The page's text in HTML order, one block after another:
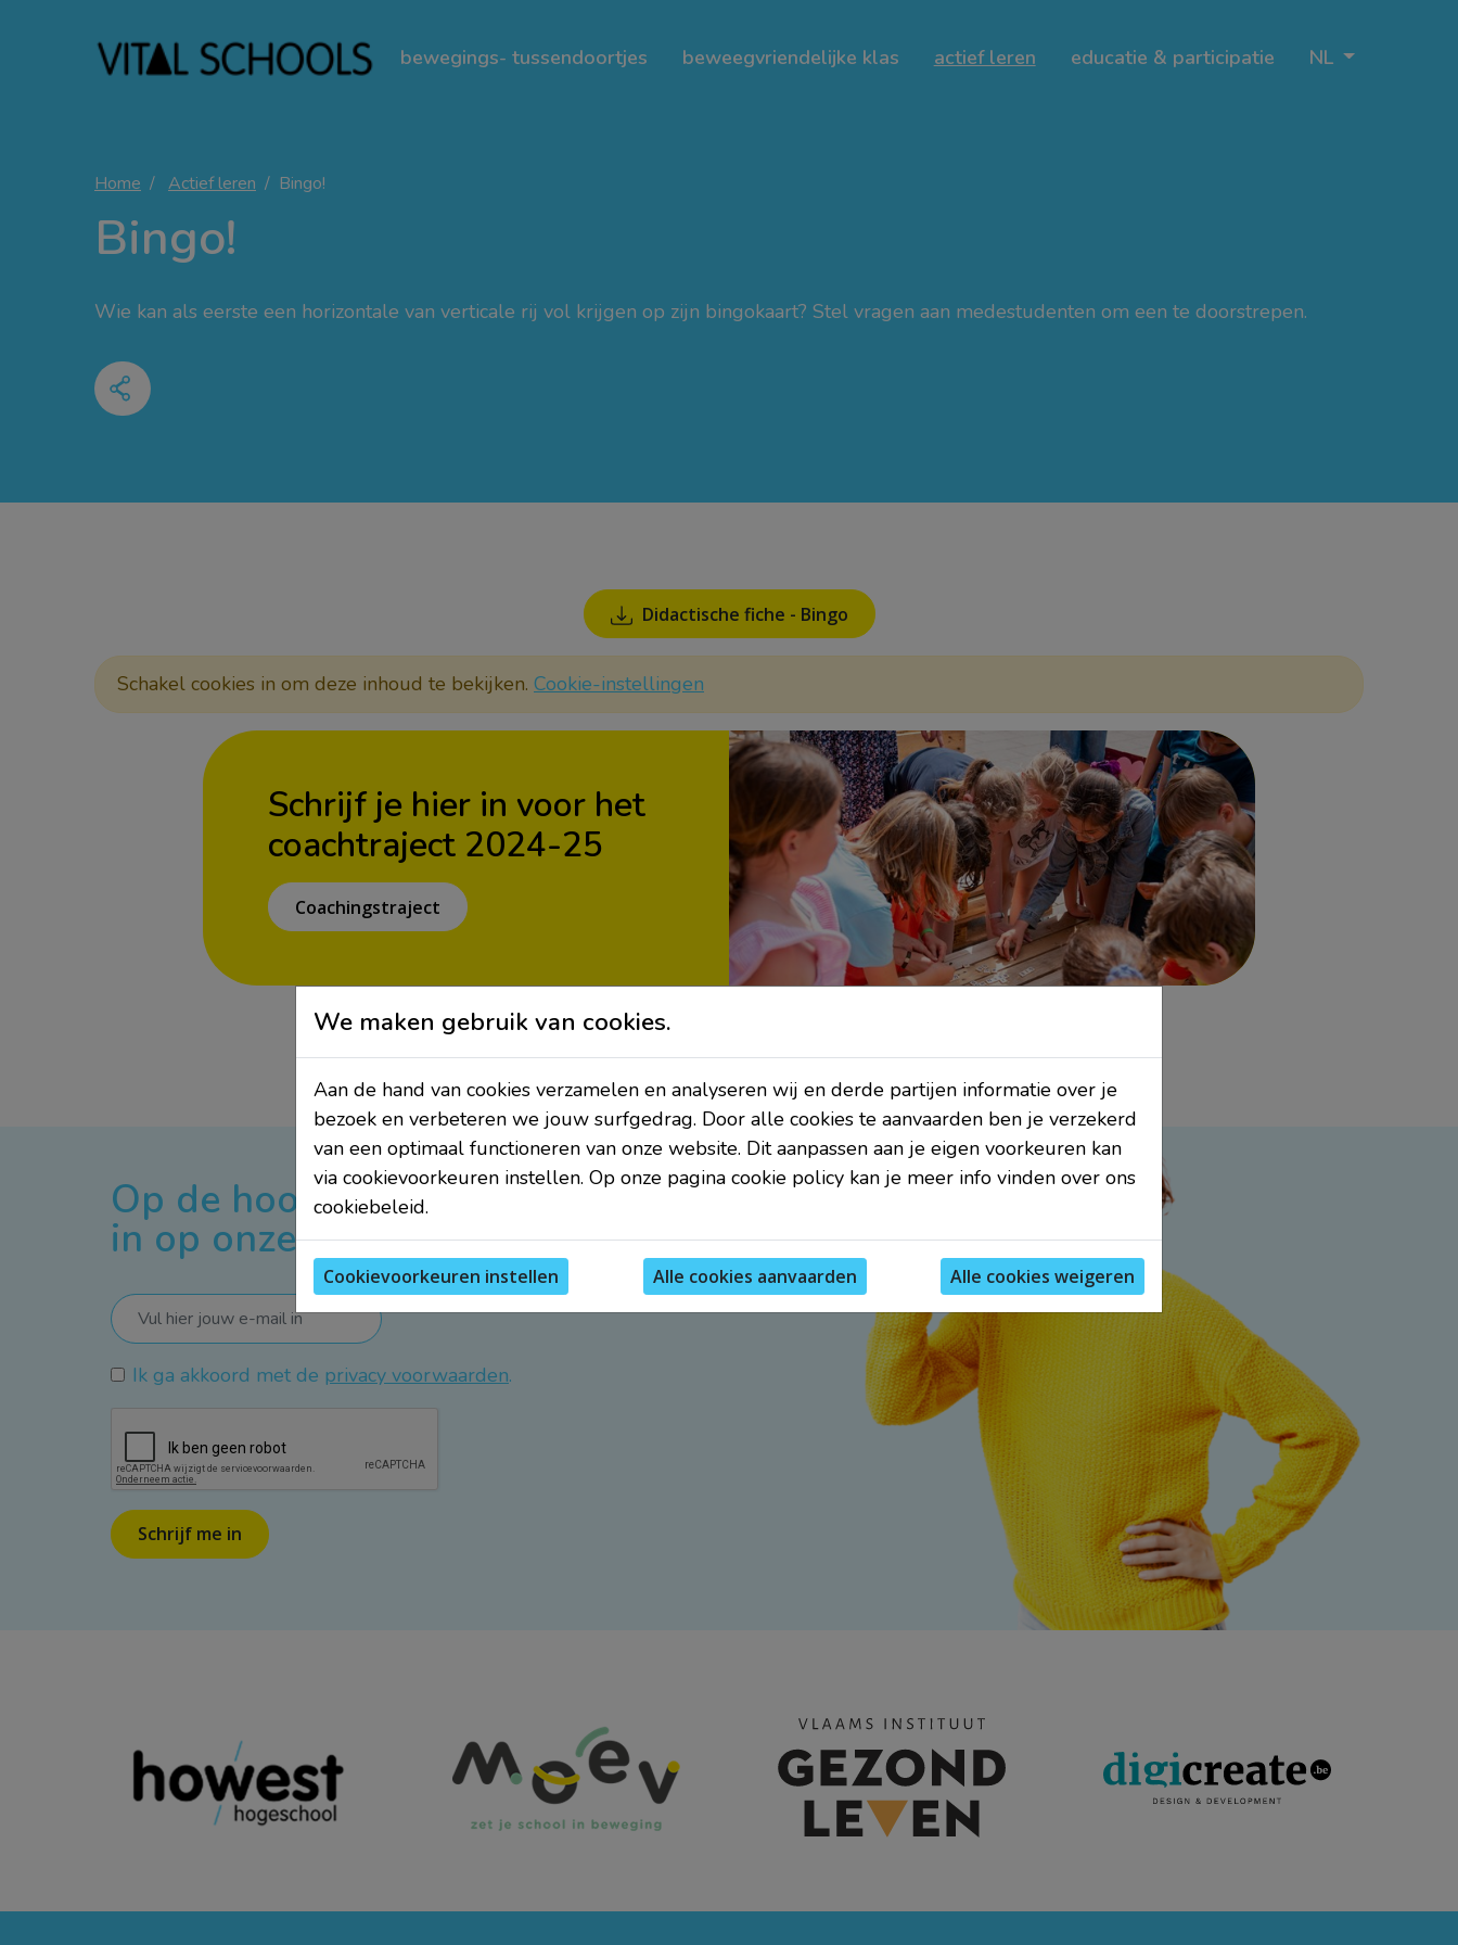
bewegings- tussendoortjes beweegvriendelijke klas actief leren educatie & participatie NL
Home Actief leren Bingo!
Bingo!
Wie kan als eerste een horizontale van verticale rij vol krijgen op zijn bingokaart? Stel vragen aan medestudenten om een ​​te doorstrepen.
Didactische fiche - Bingo
Schakel cookies in om deze inhoud te bekijken. Cookie-instellingen
Schrijf je hier in voor het
coachtraject 2024-25
Coachingstraject
Op de hoogte blijven? Schrijf je
in op onze nieuwsbrief!
Ik ga akkoord met de privacy voorwaarden.
We maken gebruik van cookies.
Aan de hand van cookies verzamelen en analyseren wij en derde partijen informatie over je
bezoek en verbeteren we jouw surfgedrag. Door alle cookies te aanvaarden ben je verzekerd
van een optimaal functioneren van onze website. Dit aanpassen aan je eigen voorkeuren kan
via cookievoorkeuren instellen. Op onze pagina cookie policy kan je meer info vinden over ons
cookiebeleid.
Cookievoorkeuren instellen Alle cookies weigeren